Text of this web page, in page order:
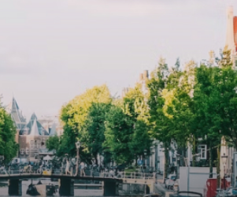
storage and secure bicycle parking
with an elegant lobby with an
elevator and green communal
spaces.The building incorporates
solar panels to generate energy
supply. The windows have solar
control glazing, and the apartments